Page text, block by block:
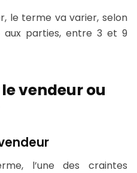
le terme va varier, selon
aux parties, entre 3 et 9
vendeur ou
l’une des craintes